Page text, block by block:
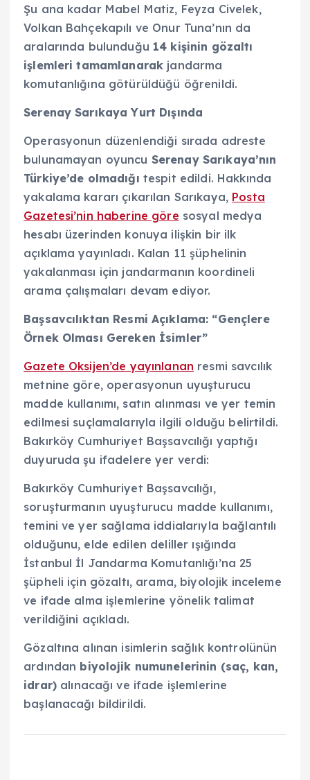
Şu ana kadar Mabel Matiz, Feyza Civelek,
Volkan Bahçekapılı ve Onur Tuna’nın da
aralarında bulunduğu 14 kişinin gözaltı
işlemleri tamamlanarak jandarma
komutanlığına götürüldüğü öğrenildi.
Serenay Sarıkaya Yurt Dışında
Operasyonun düzenlendiği sırada adreste
bulunamayan oyuncu Serenay Sarıkaya’nın
Türkiye’de olmadığı tespit edildi. Hakkında
yakalama kararı çıkarılan Sarıkaya, Posta
Gazetesi’nin haberine göre sosyal medya
hesabı üzerinden konuya ilişkin bir ilk
açıklama yayınladı. Kalan 11 şüphelinin
yakalanması için jandarmanın koordineli
arama çalışmaları devam ediyor.
Başsavcılıktan Resmi Açıklama: “Gençlere
Örnek Olması Gereken İsimler”
Gazete Oksijen’de yayınlanan resmi savcılık
metnine göre, operasyonun uyuşturucu
madde kullanımı, satın alınması ve yer temin
edilmesi suçlamalarıyla ilgili olduğu belirtildi.
Bakırköy Cumhuriyet Başsavcılığı yaptığı
duyuruda şu ifadelere yer verdi:
Bakırköy Cumhuriyet Başsavcılığı,
soruşturmanın uyuşturucu madde kullanımı,
temini ve yer sağlama iddialarıyla bağlantılı
olduğunu, elde edilen deliller ışığında
İstanbul İl Jandarma Komutanlığı’na 25
şüpheli için gözaltı, arama, biyolojik inceleme
ve ifade alma işlemlerine yönelik talimat
verildiğini açıkladı.
Gözaltına alınan isimlerin sağlık kontrolünün
ardından biyolojik numunelerinin (saç, kan,
idrar)alınacağı ve ifade işlemlerine
başlanacağı bildirildi.